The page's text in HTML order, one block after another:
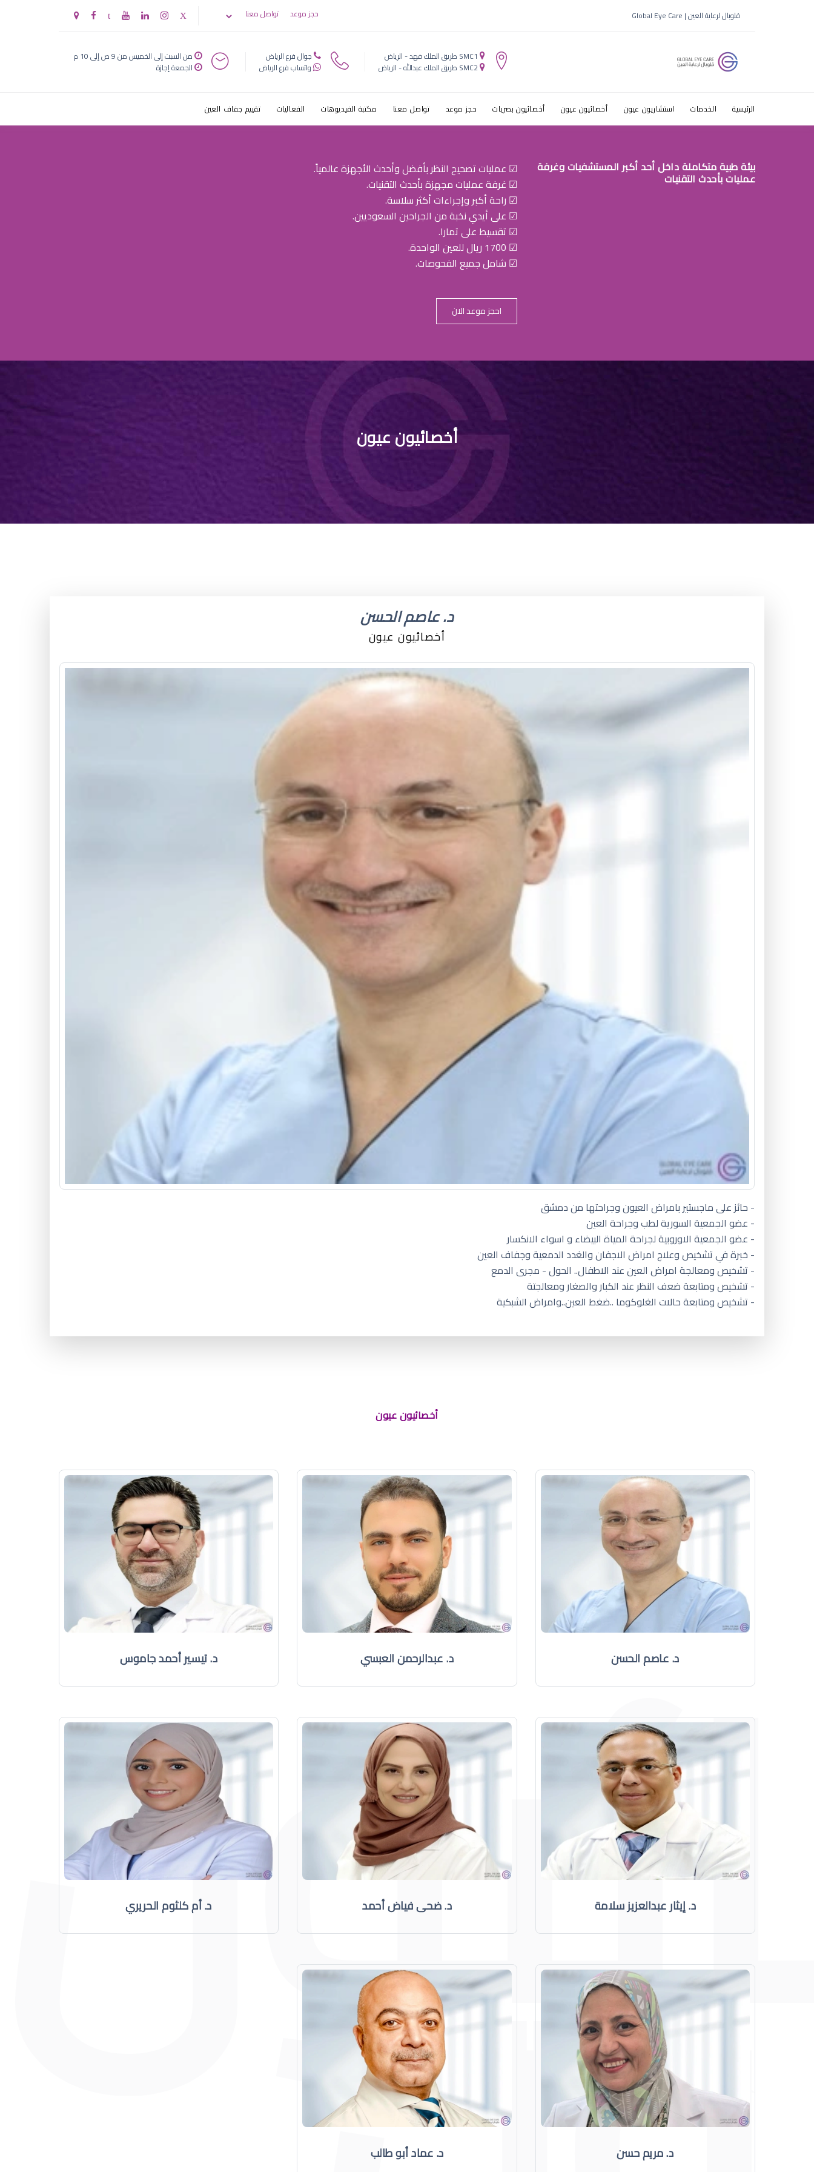
قلوبال لرعاية العين | Global Eye Care حجز موعد تواصل معنا
SMC1 طريق الملك فهد - الرياض
SMC2 طريق الملك عبدالله - الرياض
جوال فرع الرياض
واتساب فرع الرياض
من السبت إلى الخميس من 9 ص إلى 10 م
الجمعة إجازة
الرئيسية الخدمات استشاريون عيون أخصائيون عيون أخصائيون بصريات حجز موعد تواصل معنا مكتبة الفيديوهات الفعاليات تقييم جفاف العين
بيئة طبية متكاملة داخل أحد أكبر المستشفيات وغرفة
عمليات بأحدث التقنيات
☑ عمليات تصحيح النظر بأفضل وأحدث الأجهزة عالمياً.
☑ غرفة عمليات مجهزة بأحدث التقنيات.
☑ راحة أكبر وإجراءات أكثر سلاسة.
☑ على أيدي نخبة من الجراحين السعوديين.
☑ تقسيط على تمارا.
☑ 1700 ريال للعين الواحدة.
☑ شامل جميع الفحوصات.
احجز موعد الان
أخصائيون عيون
د. عاصم الحسن
أخصائيون عيون
- حائز على ماجستير بامراض العيون وجراحتها من دمشق
- عضو الجمعية السورية لطب وجراحة العين
- عضو الجمعية الاوروبية لجراحة المياة البيضاء و اسواء الانكسار
- خبرة في تشخيص وعلاج امراض الاجفان والغدد الدمعية وجفاف العين
- تشخيص ومعالجة امراض العين عند الاطفال.. الحول - مجرى الدمع
- تشخيص ومتابعة ضعف النظر عند الكبار والصغار ومعالجتة
- تشخيص ومتابعة حالات الغلوكوما ..ضغط العين..وامراض الشبكية
أخصائيون عيون
د. عاصم الحسن د. عبدالرحمن العبسي د. تيسير أحمد جاموس
د. إيثار عبدالعزيز سلامة د. ضحى فياض أحمد د. أم كلثوم الحريري
د. مريم حسن د. عماد أبو طالب